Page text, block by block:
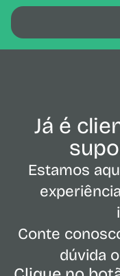
Já é
Estamos
Conte
dúvida